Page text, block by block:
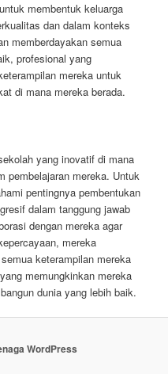
membentuk keluarga
dan dalam konteks
memberdayakan semua
profesional yang
mereka untuk
di mana mereka berada.
yang inovatif di mana
pembelajaran mereka. Untuk
pentingnya pembentukan
dalam tanggung jawab
dengan mereka agar
mereka
keterampilan mereka
memungkinkan mereka
dunia yang lebih baik.
WordPress